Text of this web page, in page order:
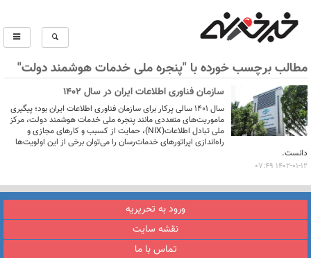
مطالب برچسب خورده با "پنجره ملی خدمات هوشمند دولت"
سازمان فناوری اطلاعات ایران در سال 1402
سال 1401 سالی پرکار برای سازمان فناوری اطلاعات ایران بود؛ پیگیری
ماموریت‌های متعددی مانند پنجره ملی خدمات هوشمند دولت، مرکز
ملی تبادل اطلاعات(NIX)، حمایت از کسبب و کارهای مجازی و
راه‌اندازی اپراتورهای خدمات‌رسان را می‌توان برخی از این اولویت‌ها
دانست.
1402-01-12 07:49
ورود به تحریریه
نقشه سایت
تماس با ما